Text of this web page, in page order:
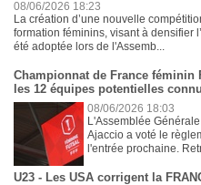
08/06/2026 18:23
La création d’une nouvelle
formation féminins, visant à densifier
été adoptée lors de l'Assemb...
Championnat de France féminin
les 12 équipes potentielles
08/06/2026 18:03
L'Assemblée
Ajaccio a voté le
l'entrée prochaine.
U23 - Les USA corrigent la